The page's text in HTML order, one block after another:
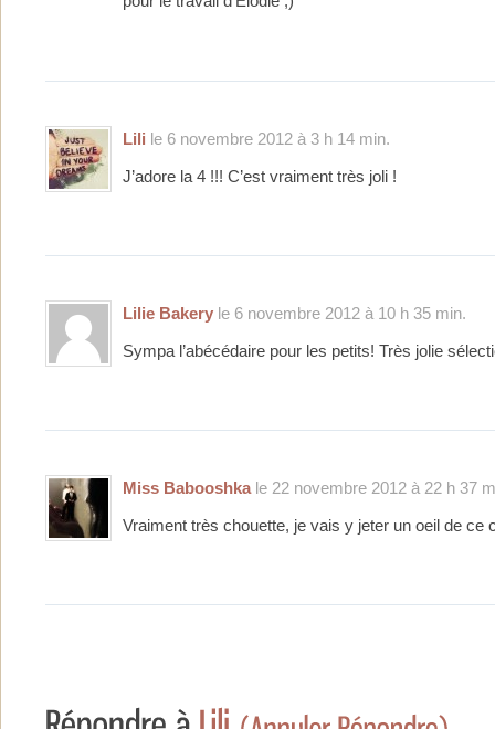
Lili le 6 novembre 2012 à 3 h 14 min.
J’adore la 4 !!! C’est vraiment très joli !
Lilie Bakery le 6 novembre 2012 à 10 h 35 min.
Sympa l’abécédaire pour les petits! Très jolie
Miss Babooshkale 22 novembre 2012 à 22 h 37
Vraiment très chouette, je vais y jeter un oeil de